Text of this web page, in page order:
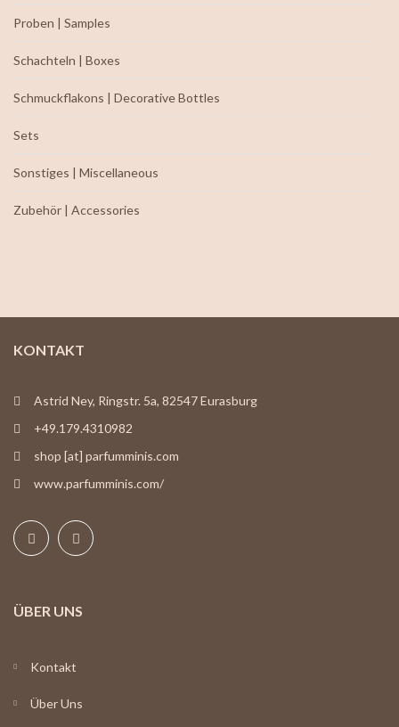
Proben | Samples
Schachteln | Boxes
Schmuckflakons | Decorative Bottles
Sets
Sonstiges | Miscellaneous
Zubehör | Accessories
KONTAKT
Astrid Ney, Ringstr. 5a, 82547 Eurasburg
+49.179.4310982
shop [at] parfumminis.com
www.parfumminis.com/
ÜBER UNS
Kontakt
Über Uns